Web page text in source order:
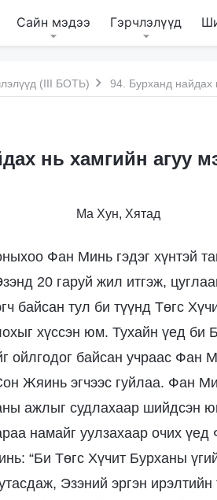
Сайн мэдээ Гэрчлэлүүд
(III БОТЬ) 94. Бурханд найдах
нь хамгийн агуу
Ма Хун, Хятад
Фан Минь гэдэг хүнтэй
20 гаруй жил итгэж,
байсан тул би түүнд Төгс
хүссэн юм. Тухайн үед би
ойлгодог байсан учраас Фан
Жяинь эгчээс гуйлаа. Фан
ажлыг судлахаар шийдсэн
намайг уулзахаар очих
“Би Төгс Хүчит Бурханы
Эзэний эргэн